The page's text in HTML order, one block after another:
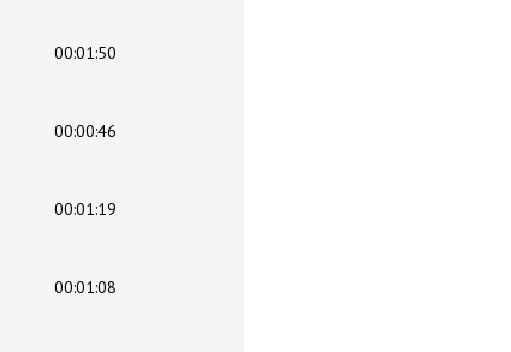
00:01:50
00:00:46
00:01:19
00:01:08